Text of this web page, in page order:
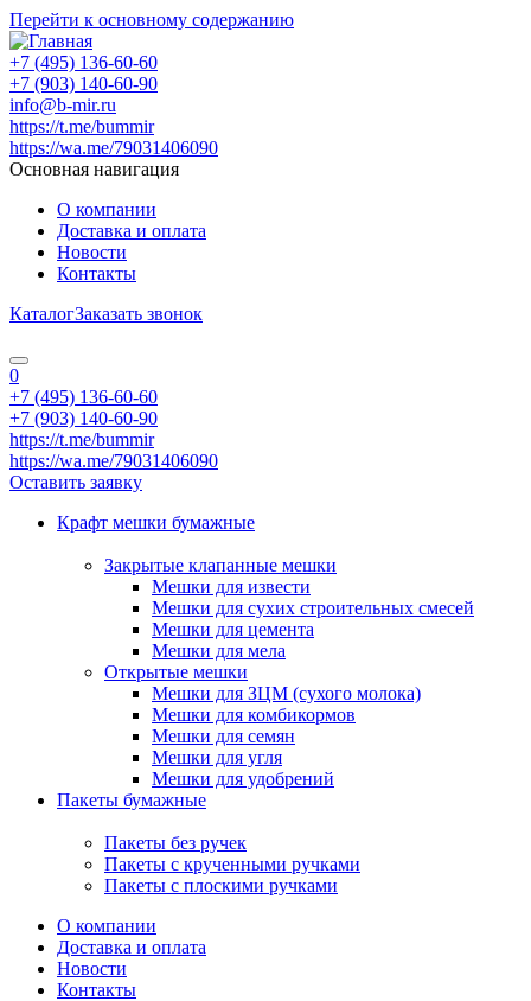
Перейти к основному содержанию
+7 (495) 136-60-60
+7 (903) 140-60-90
info@b-mir.ru
https://t.me/bummir
https://wa.me/79031406090
Основная навигация
О компании
Доставка и оплата
Новости
Контакты
КаталогЗаказать звонок
0
+7 (495) 136-60-60
+7 (903) 140-60-90
https://t.me/bummir
https://wa.me/79031406090
Оставить заявку
Крафт мешки бумажные
Закрытые клапанные мешки
Мешки для извести
Мешки для сухих строительных смесей
Мешки для цемента
Мешки для мела
Открытые мешки
Мешки для ЗЦМ (сухого молока)
Мешки для комбикормов
Мешки для семян
Мешки для угля
Мешки для удобрений
Пакеты бумажные
Пакеты без ручек
Пакеты с крученными ручками
Пакеты с плоскими ручками
О компании
Доставка и оплата
Новости
Контакты